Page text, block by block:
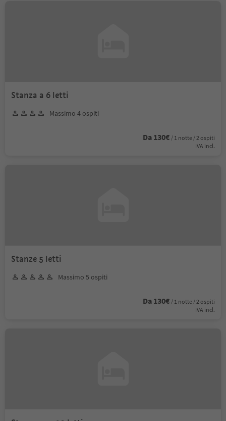
Stanza a 6 letti
Massimo 4 ospiti
Da 130€ / 1 notte / 2 ospiti
IVA incl.
Stanze 5 letti
Massimo 5 ospiti
Da 130€ / 1 notte / 2 ospiti
IVA incl.